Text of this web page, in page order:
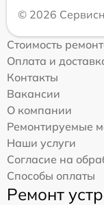
© 2026
Стоимость
Оплата и
Контакты
Вакансии
О компании
Ремонтируемые
Наши услуги
Согласие на
Способы оплаты
Ремонт